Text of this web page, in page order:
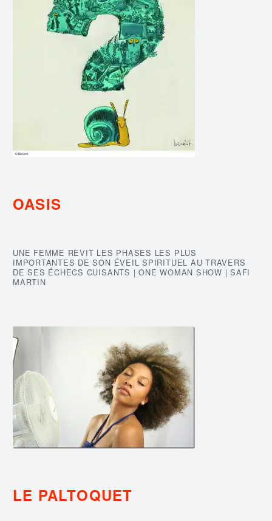
OASIS
UNE FEMME REVIT LES PHASES LES PLUS
IMPORTANTES DE SON ÉVEIL SPIRITUEL AU TRAVERS
DE SES ÉCHECS CUISANTS | ONE WOMAN SHOW | SAFI
MARTIN
LE PALTOQUET